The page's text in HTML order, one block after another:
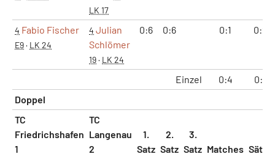
LK 17
4 Fabio Fischer
E9· LK 24
4 Julian
Schlömer
19· LK 24
0:6 0:6 0:1 0:2
Einzel 0:4
0:8
Doppel
TC
Friedrichshafen
1
TC
Langenau
2
1.
Satz
2.
Satz
3.
Satz Matches Sätze